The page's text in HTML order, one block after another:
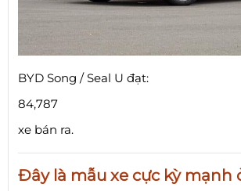
BYD Song / Seal U đạt:
84,787
xe bán ra.
Đây là mẫu xe cực kỳ mạnh